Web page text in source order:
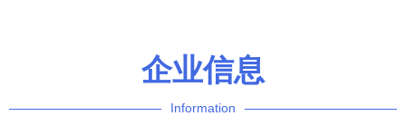
企业信息
Information